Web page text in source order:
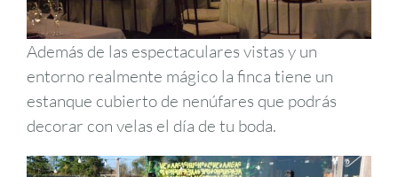
Además de las espectaculares vistas y un
entorno realmente mágico la finca tiene un
estanque cubierto de nenúfares que podrás
decorar con velas el día de tu boda.